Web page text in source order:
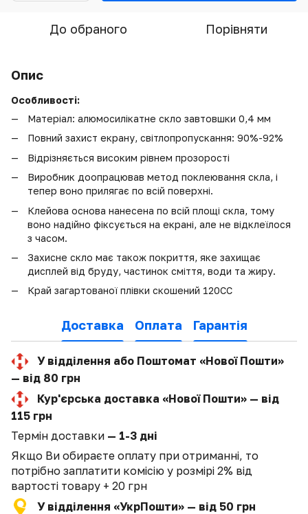
До обраного Порівняти
Опис
Особливості:
Матеріал: алюмосилікатне скло завтовшки 0,4 мм
Повний захист екрану, світлопропускання: 90%-92%
Відрізняється високим рівнем прозорості
Виробник доопрацював метод поклеювання скла, і
тепер воно прилягає по всій поверхні.
Клейова основа нанесена по всій площі скла, тому
воно надійно фіксується на екрані, але не відклеїлося
з часом.
Захисне скло має також покриття, яке захищає
дисплей від бруду, частинок сміття, води та жиру.
Край загартованої плівки скошений 120CC
Доставка Оплата Гарантія
У відділення або Поштомат «Нової Пошти»
— від 80 грн
Кур'єрська доставка «Нової Пошти» — від
115 грн
Термін доставки — 1-3 дні
Якщо Ви обираєте оплату при отриманні, то
потрібно заплатити комісію у розмірі 2% від
вартості товару + 20 грн
У відділення «УкрПошти» — від 50 грн